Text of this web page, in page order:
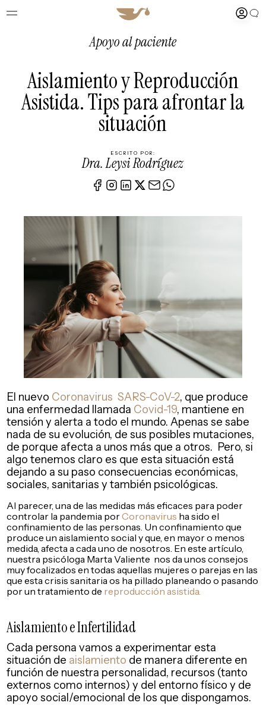
Apoyo al paciente
Aislamiento y Reproducción
Asistida. Tips para afrontar la
situación
ESCRITO POR:
Dra. Leysi Rodríguez
El nuevo Coronavirus SARS-CoV-2, que produce
una enfermedad llamada Covid-19, mantiene en
tensión y alerta a todo el mundo. Apenas se sabe
nada de su evolución, de sus posibles mutaciones,
de porque afecta a unos más que a otros. Pero, si
algo tenemos claro es que esta situación está
dejando a su paso consecuencias económicas,
sociales, sanitarias y también psicológicas.
Al parecer, una de las medidas más eficaces para poder
controlar la pandemia porCoronavirus ha sido el
confinamiento de las personas. Un confinamiento que
produce un aislamiento social y que, en mayor o menos
medida, afecta a cada uno de nosotros. En este artículo,
nuestra psicóloga Marta Valiente nos da unos consejos
muy focalizados en todas aquellas mujeres o parejas en las
que esta crisis sanitaria os ha pillado planeando o pasando
por un tratamiento de reproducción asistida.
Aislamiento e Infertilidad
Cada persona vamos a experimentar esta
situación de aislamiento de manera diferente en
función de nuestra personalidad, recursos (tanto
externos como internos) y del entorno físico y de
apoyo social/emocional de los que dispongamos.